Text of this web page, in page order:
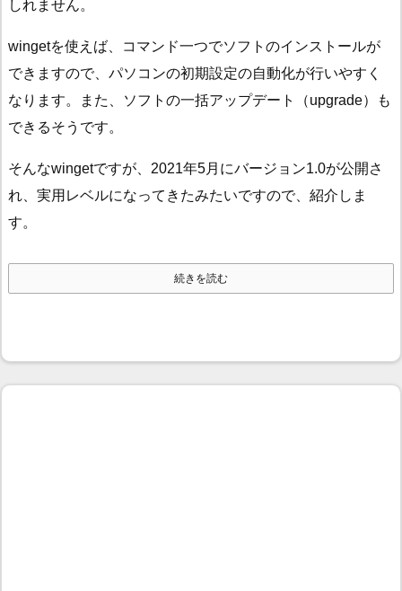
しれません。
wingetを使えば、コマンド一つでソフトのインストールが
できますので、パソコンの初期設定の自動化が行いやすく
なります。また、ソフトの一括アップデート（upgrade）も
できるそうです。
そんなwingetですが、2021年5月にバージョン1.0が公開さ
れ、実用レベルになってきたみたいですので、紹介しま
す。
続きを読む